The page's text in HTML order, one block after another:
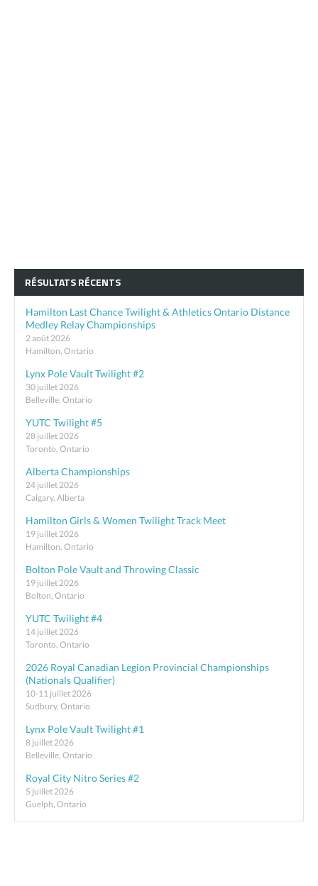
RÉSULTATS RÉCENTS
Hamilton Last Chance Twilight & Athletics Ontario Distance
Medley Relay Championships
2 août 2026
Hamilton, Ontario
Lynx Pole Vault Twilight #2
30 juillet 2026
Belleville, Ontario
YUTC Twilight #5
28 juillet 2026
Toronto, Ontario
Alberta Championships
24 juillet 2026
Calgary, Alberta
Hamilton Girls & Women Twilight Track Meet
19 juillet 2026
Hamilton, Ontario
Bolton Pole Vault and Throwing Classic
19 juillet 2026
Bolton, Ontario
YUTC Twilight #4
14 juillet 2026
Toronto, Ontario
2026 Royal Canadian Legion Provincial Championships
(Nationals Qualifier)
10-11 juillet 2026
Sudbury, Ontario
Lynx Pole Vault Twilight #1
8 juillet 2026
Belleville, Ontario
Royal City Nitro Series #2
5 juillet 2026
Guelph, Ontario